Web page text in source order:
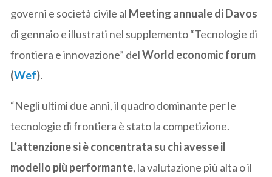
governi e società civile al Meeting annuale di Davos
di gennaio e illustrati nel supplemento “Tecnologie di
frontiera e innovazione” delWorld economic forum
(Wef).
“Negli ultimi due anni, il quadro dominante per le
tecnologie di frontiera è stato la competizione.
L’attenzione si è concentrata su chi avesse il
modello più performante, la valutazione più alta o il